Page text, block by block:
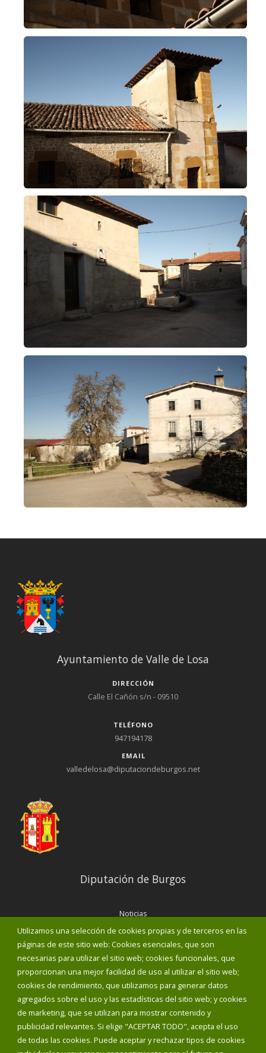
Utilizamos una selección de cookies propias y de terceros en las
páginas de este sitio web: Cookies esenciales, que son
necesarias para utilizar el sitio web; cookies funcionales, que
proporcionan una mejor facilidad de uso al utilizar el sitio web;
cookies de rendimiento, que utilizamos para generar datos
agregados sobre el uso y las estadísticas del sitio web; y cookies
de marketing, que se utilizan para mostrar contenido y
publicidad relevantes. Si elige "ACEPTAR TODO", acepta el uso
de todas las cookies. Puede aceptar y rechazar tipos de cookies
Ayuntamiento de Valle de Losa
DIRECCIÓN
Calle El Cañón s/n - 09510
TELÉFONO
947194178
EMAIL
valledelosa@diputaciondeburgos.net
Diputación de Burgos
Noticias
Eventos
Corporación Municipal
Teléfonos de interés
INICIAR SESIÓN
MAPA WEB